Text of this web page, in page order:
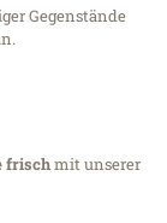
Gegenstände
frischmit unserer